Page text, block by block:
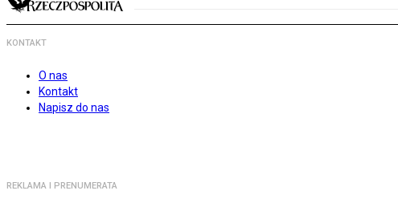
KONTAKT
O nas
Kontakt
Napisz do nas
REKLAMA I PRENUMERATA